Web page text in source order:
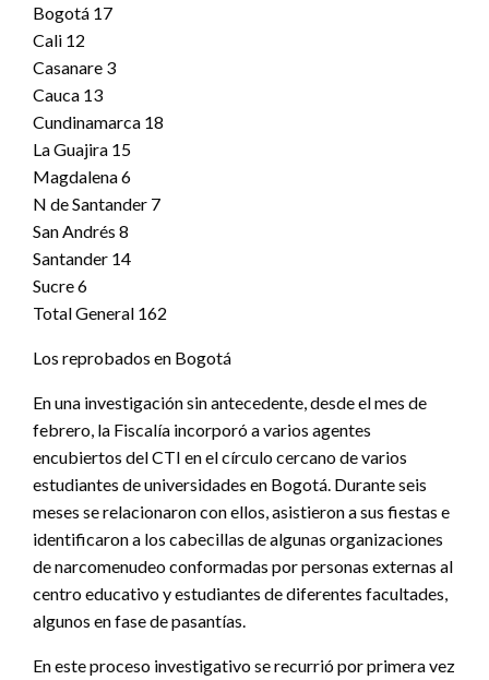
Bogotá 17
Cali 12
Casanare 3
Cauca 13
Cundinamarca 18
La Guajira 15
Magdalena 6
N de Santander 7
San Andrés 8
Santander 14
Sucre 6
Total General 162
Los reprobados en Bogotá
En una investigación sin antecedente, desde el mes de
febrero, la Fiscalía incorporó a varios agentes
encubiertos del CTI en el círculo cercano de varios
estudiantes de universidades en Bogotá. Durante seis
meses se relacionaron con ellos, asistieron a sus fiestas e
identificaron a los cabecillas de algunas organizaciones
de narcomenudeo conformadas por personas externas al
centro educativo y estudiantes de diferentes facultades,
algunos en fase de pasantías.
En este proceso investigativo se recurrió por primera vez